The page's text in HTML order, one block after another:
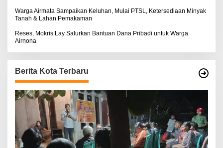
Warga Airmata Sampaikan Keluhan, Mulai PTSL, Ketersediaan Minyak
Tanah & Lahan Pemakaman
Reses, Mokris Lay Salurkan Bantuan Dana Pribadi untuk Warga
Airnona
Berita Kota Terbaru